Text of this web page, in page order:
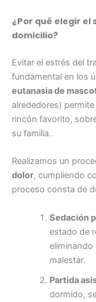
¿Por qué elegir
domicilio?
Evitar el estrés del
fundamental en los
eutanasia de
alrededores)
rincón favorito,
su familia.
Realizamos un
dolor, cumpliendo
proceso consta de
Sedación
estado de
eliminando
malestar.
Partida
dormido,